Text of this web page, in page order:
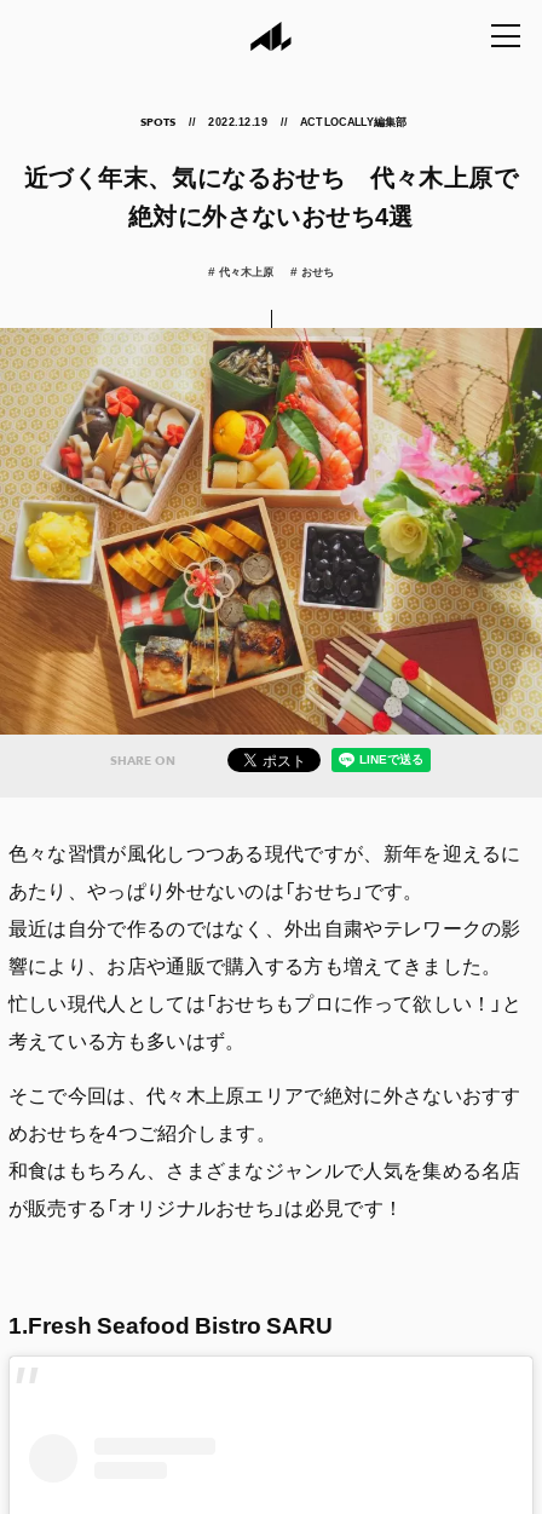
SPOTS 2022.12.19 ACT LOCALLY編集部
近づく年末、気になるおせち 代々木上原で
絶対に外さないおせち4選
代々木上原 おせち
SHARE ON
色々な習慣が風化しつつある現代ですが、新年を迎えるに
あたり、やっぱり外せないのは「おせち」です。
最近は自分で作るのではなく、外出自粛やテレワークの影
響により、お店や通販で購入する方も増えてきました。
忙しい現代人としては「おせちもプロに作って欲しい！」と
考えている方も多いはず。
そこで今回は、代々木上原エリアで絶対に外さないおすす
めおせちを4つご紹介します。
和食はもちろん、さまざまなジャンルで人気を集める名店
が販売する「オリジナルおせち」は必見です！
1.Fresh Seafood Bistro SARU